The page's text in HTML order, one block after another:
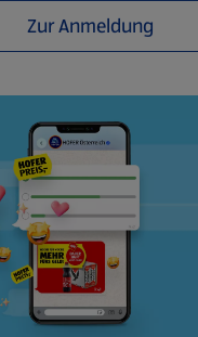
Zur Anmeldung